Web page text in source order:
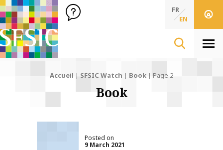
SFSIC Société Française des Sciences de l'Information & de
Société Française des Sciences de
FR
EN
Accueil | SFSIC Watch | Book | Page 2
Book
Posted on
9 March 2021